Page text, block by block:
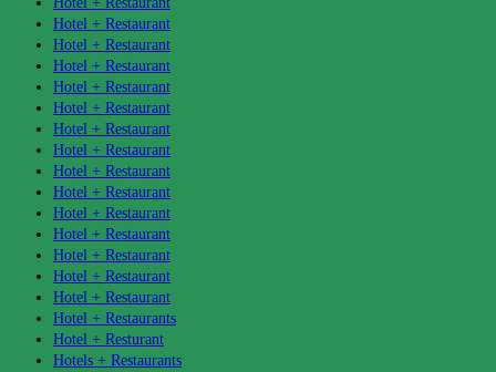
Hotel + Restaurant
Hotel + Restaurant
Hotel + Restaurant
Hotel + Restaurant
Hotel + Restaurant
Hotel + Restaurant
Hotel + Restaurant
Hotel + Restaurant
Hotel + Restaurant
Hotel + Restaurant
Hotel + Restaurant
Hotel + Restaurant
Hotel + Restaurant
Hotel + Restaurant
Hotel + Restaurants
Hotel + Resturant
Hotels + Restaurants